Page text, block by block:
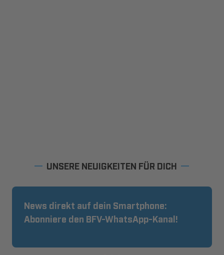
UNSERE NEUIGKEITEN FÜR DICH
News direkt auf dein Smartphone:
Abonniere den BFV-WhatsApp-Kanal!